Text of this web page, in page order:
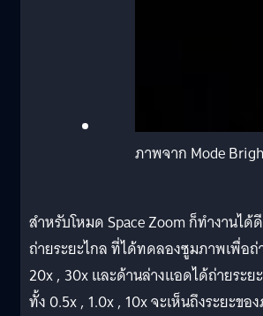
ภาพจาก Mode
สำหรับโหมด Space Zoom ก็ทำงานไ
ถ่ายระยะไกล ที่ได้ทดลองซูมภาพเพื่อ
20x , 30x และด้านล่างแอดได้ถ่ายระ
ทั้ง 0.5x , 1.0x , 10x จะเห็นถึงระยะข